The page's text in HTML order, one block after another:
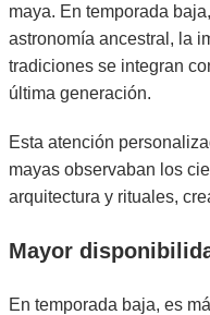
maya. En temporada
astronomía ancestral, la
tradiciones se integran
última generación.
Esta atención
mayas observaban los
arquitectura y rituales,
Mayor
En temporada baja, es